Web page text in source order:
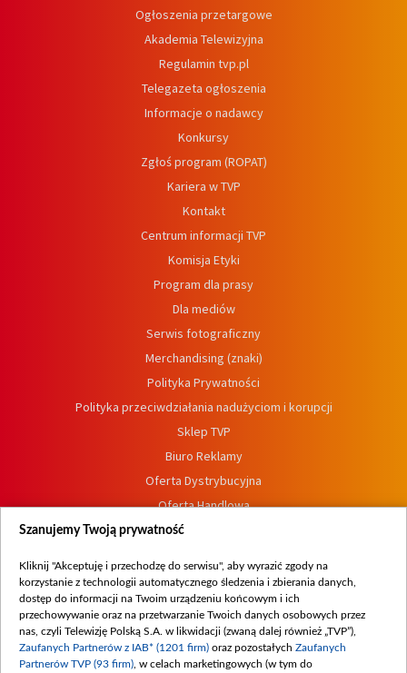
Ogłoszenia przetargowe
Akademia Telewizyjna
Regulamin tvp.pl
Telegazeta ogłoszenia
Informacje o nadawcy
Konkursy
Zgłoś program (ROPAT)
Kariera w TVP
Kontakt
Centrum informacji TVP
Komisja Etyki
Program dla prasy
Dla mediów
Serwis fotograficzny
Merchandising (znaki)
Polityka Prywatności
Polityka przeciwdziałania nadużyciom i korupcji
Sklep TVP
Biuro Reklamy
Oferta Dystrybucyjna
Oferta Handlowa
Dostępność
Procedura zgłoszeń wewnętrznych
Szanujemy Twoją prywatność
Kliknij "Akceptuję i przechodzę do serwisu", aby wyrazić zgody na
korzystanie z technologii automatycznego śledzenia i zbierania danych,
dostęp do informacji na Twoim urządzeniu końcowym i ich
przechowywanie oraz na przetwarzanie Twoich danych osobowych przez
nas, czyli Telewizję Polską S.A. w likwidacji (zwaną dalej również „TVP”),
Zaufanych Partnerów z IAB* (1201 firm) oraz pozostałych Zaufanych
Partnerów TVP (93 firm) , w celach marketingowych (w tym do